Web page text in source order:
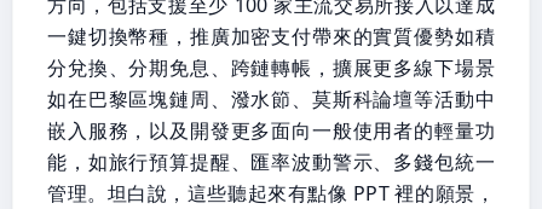
一鍵切換幣種，推廣加密支付帶來的實質優勢如積
分兌換、分期免息、跨鏈轉帳，擴展更多線下場景
如在巴黎區塊鏈周、潑水節、莫斯科論壇等活動中
嵌入服務，以及開發更多面向一般使用者的輕量功
能，如旅行預算提醒、匯率波動警示、多錢包統一
管理。坦白說，這些聽起來有點像 PPT 裡的願景，